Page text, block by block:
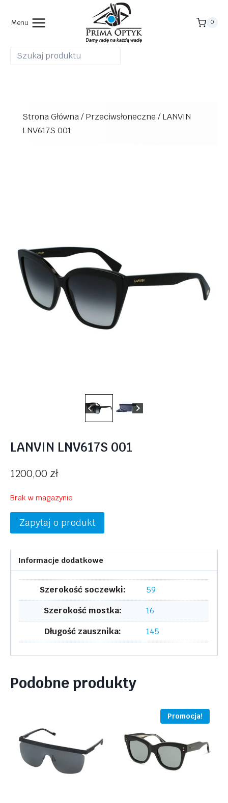
Menu 0
Strona Główna/Przeciwsłoneczne /LANVIN
LNV617S 001
LANVIN LNV617S 001
1200,00 zł
Brak w magazynie
Zapytaj o produkt
Informacje dodatkowe
Szerokość soczewki:
59
Szerokość mostka:
16
Długość zausznika:
145
Podobne produkty
Promocja!